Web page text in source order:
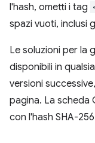
l'hash, ometti i tag
spazi vuoti, inclusi
Le soluzioni per la
disponibili in
versioni
pagina. La scheda
con l'hash SHA-